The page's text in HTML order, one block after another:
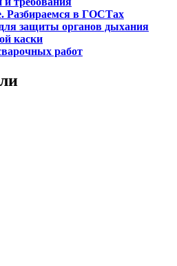
Разбираемся в ГОСТах
защиты органов дыхания
каски
работ